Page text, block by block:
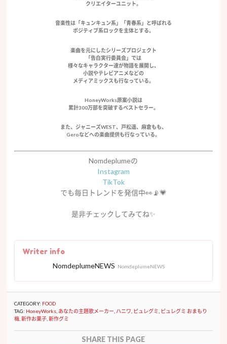
クリエイターユニット。
音楽性は「キュンキュン系」「青春系」と呼ばれる
ポジティブ系ロックを主体とする。
楽曲を元にしたシリーズプロジェクト
「告白実行委員会」では
様々なキャラクター達が物語を展開し、
小説やテレビアニメなどの
メディアミックスも行なっている。
HoneyWorks原案小説は
累計300万部を突破するベストセラー。
また、ジャニーズWEST、戸松遥、麻倉もも、
Geroなどへの楽曲提供も行なっている。
Nomdeplumeの
Instagram
TikTok
でも毎日トレンドを発信中👀📡💗
是非チェックしてみてね✨
Writer info
NomdeplumeNEWS NomdeplumeNEWS
CATEGORY: FOOD
TAG: HoneyWorks あなたの主題歌メーカー ハニワ ピュレグミ ピュレグミ おまもり
梅 ,新作お菓子 ,新作グミ
SHARE THIS PAGE